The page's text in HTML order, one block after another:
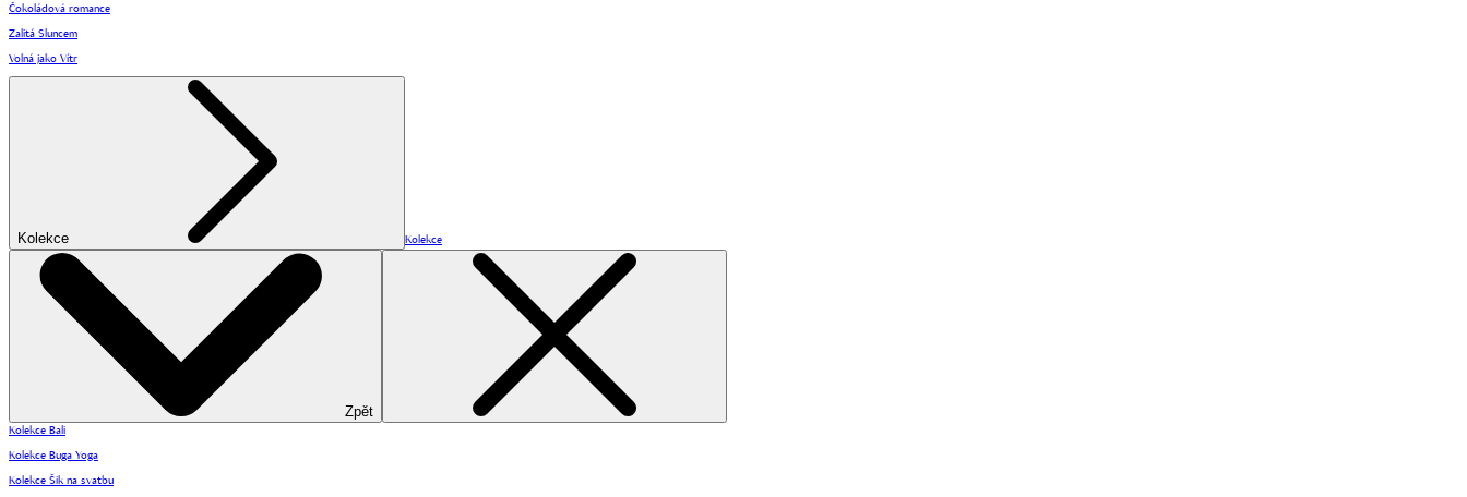
Čokoládová romance
Zalitá Sluncem
Volná jako Vítr
Kolekce Kolekce
Zpět
Kolekce Bali
Kolekce Buga Yoga
Kolekce Šik na svatbu